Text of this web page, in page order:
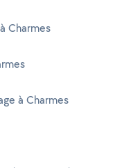
Charmes
à Charmes